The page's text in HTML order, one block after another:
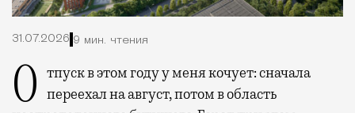
31.07.2026 9 мин. чтения
Отпуск в этом году у меня кочует: сначала переехал на август, потом в область